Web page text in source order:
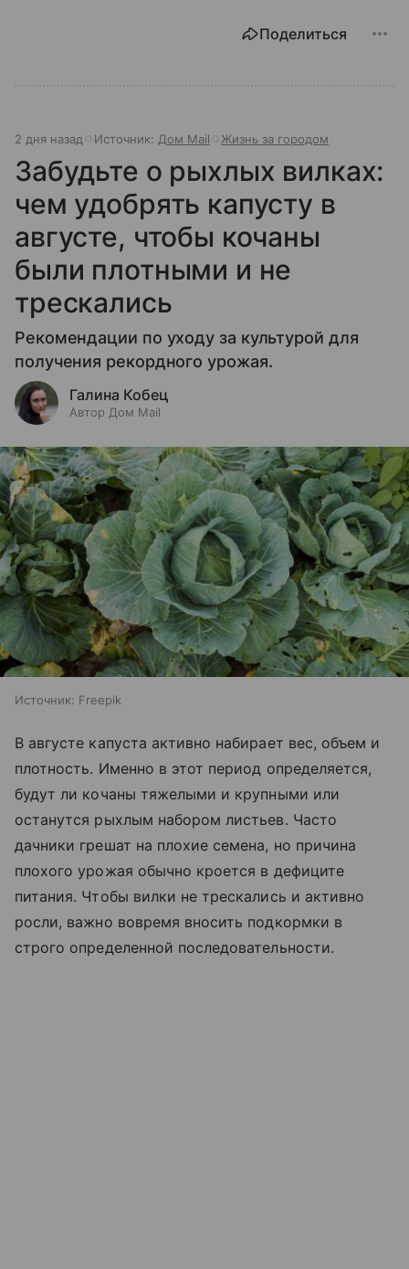
Поделиться
2 дня назад Источник: Дом Mail Жизнь за городом
Забудьте о рыхлых вилках:
чем удобрять капусту в
августе, чтобы кочаны
были плотными и не
трескались
Рекомендации по уходу за культурой для
получения рекордного урожая.
Галина Кобец
Автор Дом Mail
Источник: Freepik
В августе капуста активно набирает вес, объем и
плотность. Именно в этот период определяется,
будут ли кочаны тяжелыми и крупными или
останутся рыхлым набором листьев. Часто
дачники грешат на плохие семена, но причина
плохого урожая обычно кроется в дефиците
питания. Чтобы вилки не трескались и активно
росли, важно вовремя вносить подкормки в
строго определенной последовательности.